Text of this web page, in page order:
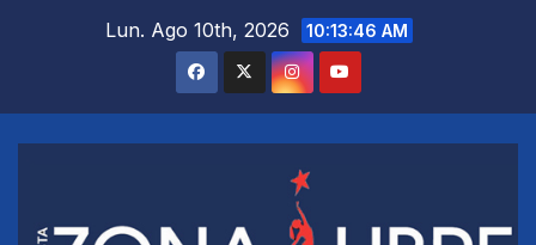
Lun. Ago 10th, 2026 10:13:47 AM